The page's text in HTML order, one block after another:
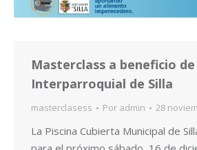
Masterclass a beneficio
Interparroquial de Silla
masterclasess Por admin 28
La Piscina Cubierta Municipal de